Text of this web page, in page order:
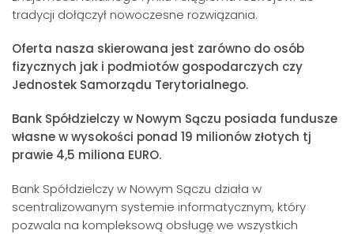
tradycji dołączył nowoczesne rozwiązania.
Oferta nasza skierowana jest zarówno do osób
fizycznych jak i podmiotów gospodarczych czy
Jednostek Samorządu Terytorialnego.
Bank Spółdzielczy w Nowym Sączu posiada fundusze
własne w wysokości ponad 19 milionów złotych tj
prawie 4,5 miliona EURO.
Bank Spółdzielczy w Nowym Sączu działa w
scentralizowanym systemie informatycznym, który
pozwala na kompleksową obsługę we wszystkich